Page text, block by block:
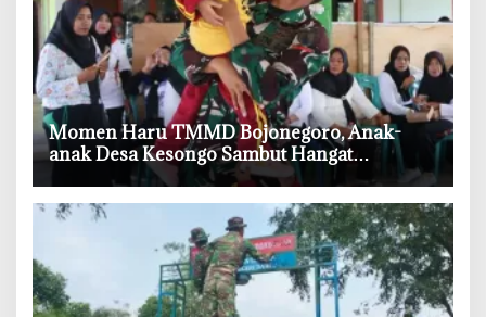
‎Momen Haru TMMD Bojonegoro, Anak-
anak Desa Kesongo Sambut Hangat
Kehadiran Prajurit TNI